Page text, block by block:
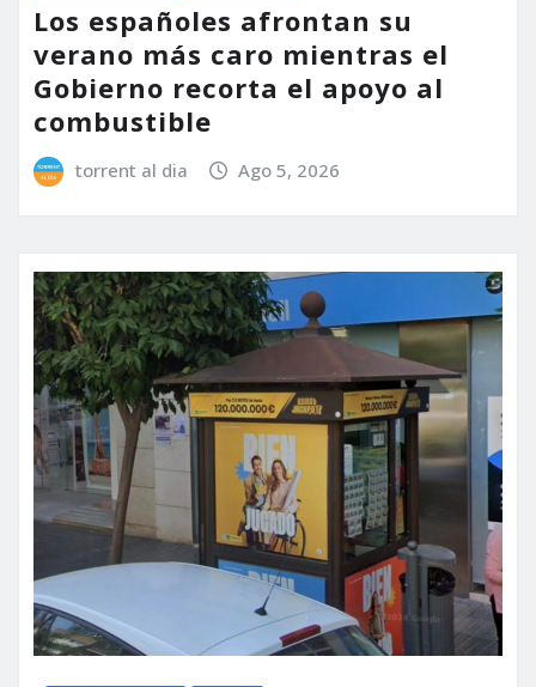
Los españoles afrontan su
verano más caro mientras el
Gobierno recorta el apoyo al
combustible
torrent al dia Ago 5, 2026